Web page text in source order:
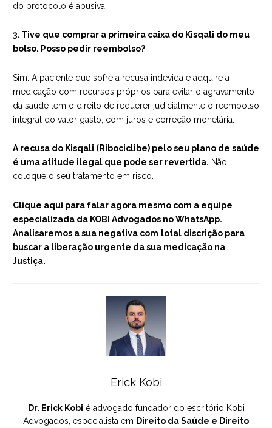
do protocolo é abusiva.
3. Tive que comprar a primeira caixa do Kisqali do meu
bolso. Posso pedir reembolso?
Sim. A paciente que sofre a recusa indevida e adquire a
medicação com recursos próprios para evitar o agravamento
da saúde tem o direito de requerer judicialmente o reembolso
integral do valor gasto, com juros e correção monetária.
A recusa do Kisqali (Ribociclibe) pelo seu plano de saúde
é uma atitude ilegal que pode ser revertida. Não
coloque o seu tratamento em risco.
Clique aqui para falar agora mesmo com a equipe
especializada da KOBI Advogados no WhatsApp.
Analisaremos a sua negativa com total discrição para
buscar a liberação urgente da sua medicação na
Justiça.
Erick Kobi
Dr. Erick Kobi é advogado fundador do escritório Kobi
Advogados, especialista em Direito da Saúde e Direito